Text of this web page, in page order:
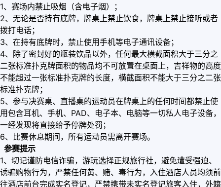
1、赛场内禁止吸烟（含电子烟）；
2、无论是否持有底牌，牌桌上禁止饮食，牌桌上禁止接听或者
拨打电话；
3、在持有底牌时，禁止使用手机等电子通讯设备；
4、除了密封好的瓶装饮品以外，任何最大横截面积大于三分之
二张标准扑克牌面积的物品均不可放置在桌面上，吉祥物的高度
不能超过一张标准扑克牌的长度，横截面积不能大于三分之二张
标准扑克牌；
5、参与决赛桌、直播桌的运动员在牌桌上的任何时间都禁止使
用包含耳机、手机、PAD、电子本、电脑等一切私人电子设备，
一经发现将直接给予停牌处罚；
6、比赛休息期间，所有运动员需离开赛场。
参赛提示
1、切记谨防电信诈骗，游玩选择正规旅行社，避免遭受强迫、
诱骗购物行为，严禁任何黄、赌、毒行为，入住酒店人员均须前
往酒店前台完成实名登记，严禁携带未实名登记旅客入住，外籍